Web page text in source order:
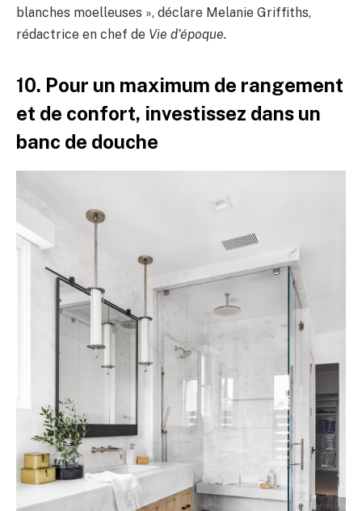
blanches moelleuses », déclare Melanie Griffiths,
rédactrice en chef de Vie d’époque.
10. Pour un maximum de rangement
et de confort, investissez dans un
banc de douche